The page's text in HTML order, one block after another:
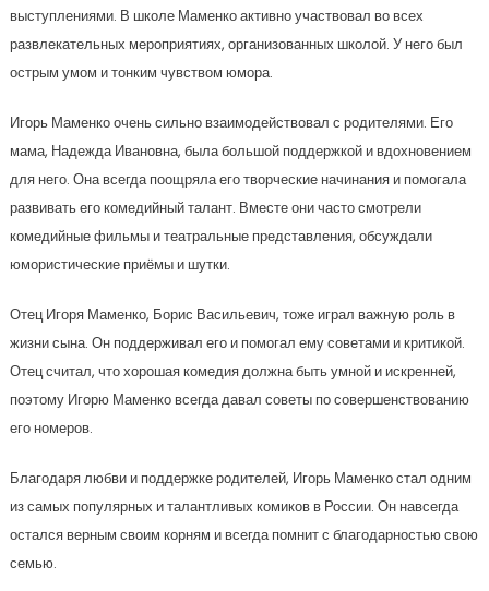
выступлениями. В школе Маменко активно участвовал во всех
развлекательных мероприятиях, организованных школой. У него был
острым умом и тонким чувством юмора.
Игорь Маменко очень сильно взаимодействовал с родителями. Его
мама, Надежда Ивановна, была большой поддержкой и вдохновением
для него. Она всегда поощряла его творческие начинания и помогала
развивать его комедийный талант. Вместе они часто смотрели
комедийные фильмы и театральные представления, обсуждали
юмористические приёмы и шутки.
Отец Игоря Маменко, Борис Васильевич, тоже играл важную роль в
жизни сына. Он поддерживал его и помогал ему советами и критикой.
Отец считал, что хорошая комедия должна быть умной и искренней,
поэтому Игорю Маменко всегда давал советы по совершенствованию
его номеров.
Благодаря любви и поддержке родителей, Игорь Маменко стал одним
из самых популярных и талантливых комиков в России. Он навсегда
остался верным своим корням и всегда помнит с благодарностью свою
семью.